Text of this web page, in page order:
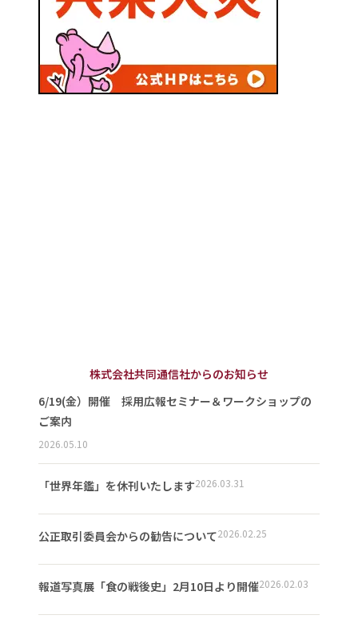
株式会社共同通信社からのお知らせ
6/19(金）開催 採用広報セミナー＆ワークショップの
ご案内
2026.05.10
「世界年鑑」を休刊いたします2026.03.31
公正取引委員会からの勧告について2026.02.25
報道写真展「食の戦後史」2月10日より開催2026.02.03